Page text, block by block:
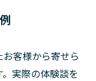
客様から寄せら
実際の体験談を